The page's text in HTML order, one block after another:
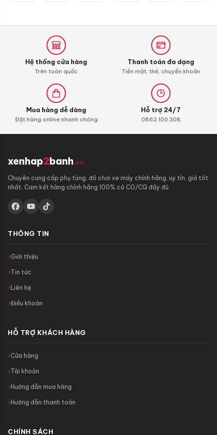
Hệ thống cửa hàng
Trên toàn quốc
Thanh toán đa dạng
Tiền mặt, thẻ, chuyển khoản
Mua hàng dễ dàng
Đặt hàng online nhanh chóng
Hỗ trợ 24/7
0862.100.308
xenhap2banh.vn
Chuyên cung cấp phụ tùng, đồ chơi xe máy chính hãng, uy tín, giá tốt
nhất. Cam kết hàng chính hãng 100% có CO/CQ đầy đủ.
THÔNG TIN
Giới thiệu
Tin tức
Liên hệ
Điều khoản
HỖ TRỢ KHÁCH HÀNG
Cửa hàng
Tài khoản
Hướng dẫn mua hàng
Hướng dẫn thanh toán
CHÍNH SÁCH